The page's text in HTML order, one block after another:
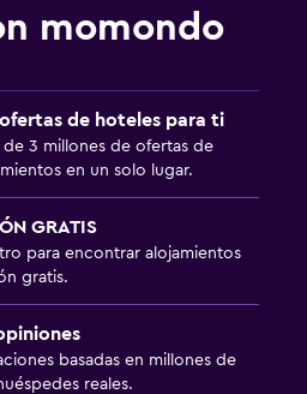
momondo
de hoteles para ti
de 3 millones de ofertas de
en un solo lugar.
GRATIS
para encontrar alojamientos
gratis.
basadas en millones de
reales.